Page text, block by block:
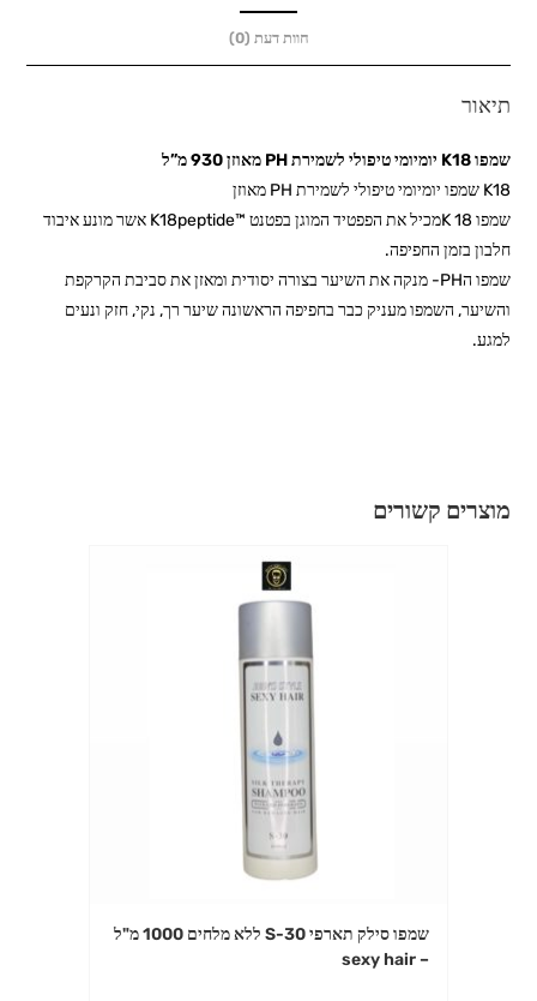
חוות דעת (0)
תיאור
שמפו K18 יומיומי טיפולי לשמירת PH מאוזן 930 מ”ל
K18 שמפו יומיומי טיפולי לשמירת PH מאוזן
שמפו K 18מכיל את הפפטיד המוגן בפטנט ™K18peptide אשר מונע איבוד
חלבון בזמן החפיפה.
שמפו הPH- מנקה את השיער בצורה יסודית ומאזן את סביבת הקרקפת
והשיער, השמפו מעניק כבר בחפיפה הראשונה שיער רך, נקי, חזק ונעים
למגע.
מוצרים קשורים
שמפו סילק תארפי S-30 ללא מלחים 1000 מ"ל
– sexy hair